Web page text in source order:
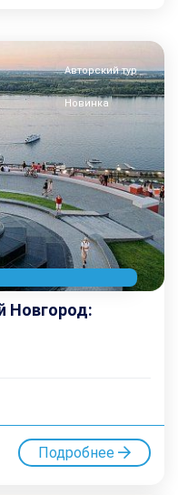
Авторский тур
Новинка
Новгород:
Подробнее